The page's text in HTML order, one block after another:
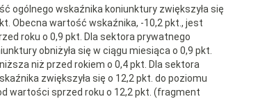
ogólnego wskaźnika koniunktury zwiększyła się
Obecna wartość wskaźnika, -10,2 pkt., jest
roku o 0,9 pkt. Dla sektora prywatnego
obniżyła się w ciągu miesiąca o 0,9 pkt.
niż przed rokiem o 0,4 pkt. Dla sektora
zwiększyła się o 12,2 pkt. do poziomu
wartości sprzed roku o 12,2 pkt. (fragment